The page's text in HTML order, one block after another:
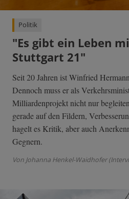
Politik
"Es gibt ein Leben
Stuttgart 21"
Seit 20 Jahren ist Winfried
Dennoch muss er als
Milliardenprojekt nicht nur
gerade auf den Fildern,
hagelt es Kritik, aber auch
Gegnern.
Von Johanna Henkel-Waidhofer